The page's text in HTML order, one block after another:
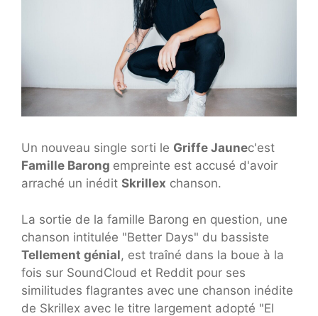
Un nouveau single sorti le Griffe Jaunec'est
Famille Barong empreinte est accusé d'avoir
arraché un inédit Skrillex chanson.
La sortie de la famille Barong en question, une
chanson intitulée "Better Days" du bassiste
Tellement génial, est traîné dans la boue à la
fois sur SoundCloud et Reddit pour ses
similitudes flagrantes avec une chanson inédite
de Skrillex avec le titre largement adopté "El